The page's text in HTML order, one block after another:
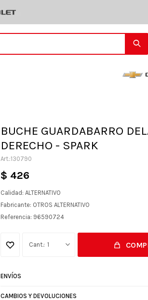
BUCHE GUARDABARRO
DERECHO - SPARK
130790
$ 426
Calidad: ALTERNATIVO
Fabricante: OTROS ALTERNATIVO
Referencia: 96590724
1
ENVÍOS
CAMBIOS Y DEVOLUCIONES